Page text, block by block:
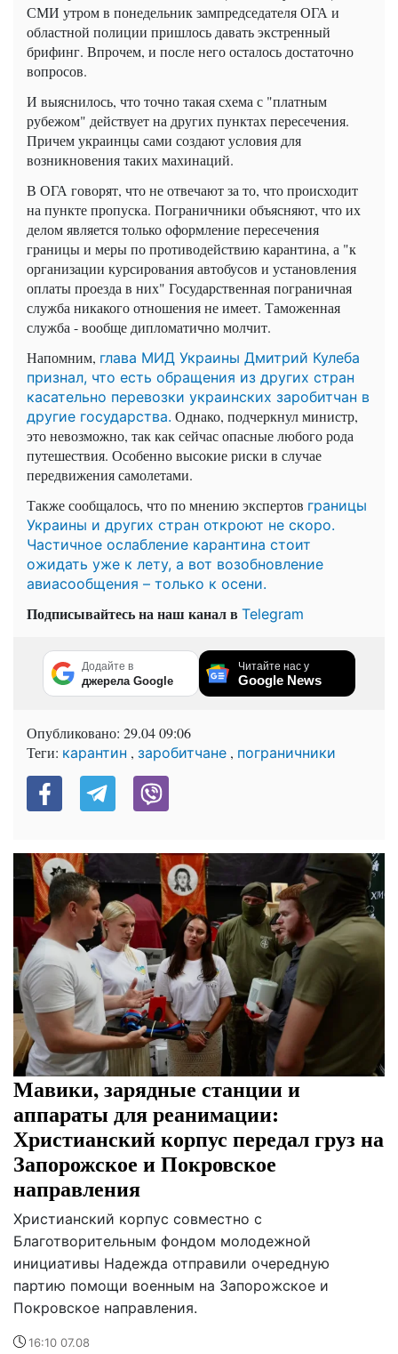
СМИ утром в понедельник зампредседателя ОГА и
областной полиции пришлось давать экстренный
брифинг. Впрочем, и после него осталось достаточно
вопросов.
И выяснилось, что точно такая схема с "платным
рубежом" действует на других пунктах пересечения.
Причем украинцы сами создают условия для
возникновения таких махинаций.
В ОГА говорят, что не отвечают за то, что происходит
на пункте пропуска. Пограничники объясняют, что их
делом является только оформление пересечения
границы и меры по противодействию карантина, а "к
организации курсирования автобусов и установления
оплаты проезда в них" Государственная пограничная
служба никакого отношения не имеет. Таможенная
служба - вообще дипломатично молчит.
Напомним, глава МИД Украины Дмитрий Кулеба
признал, что есть обращения из других стран
касательно перевозки украинских заробитчан в
другие государства. Однако, подчеркнул министр,
это невозможно, так как сейчас опасные любого рода
путешествия. Особенно высокие риски в случае
передвижения самолетами.
Также сообщалось, что по мнению экспертов границы
Украины и других стран откроют не скоро.
Частичное ослабление карантина стоит
ожидать уже к лету, а вот возобновление
авиасообщения – только к осени.
Подписывайтесь на наш канал в Telegram
Додайте в
джерела Google
Читайте нас у
Google News
Опубликовано: 29.04 09:06
Теги: карантин , заробитчане , пограничники
Мавики, зарядные станции и
аппараты для реанимации:
Христианский корпус передал груз на
Запорожское и Покровское
направления
Христианский корпус совместно с
Благотворительным фондом молодежной
инициативы Надежда отправили очередную
партию помощи военным на Запорожское и
Покровское направления.
16:10 07.08